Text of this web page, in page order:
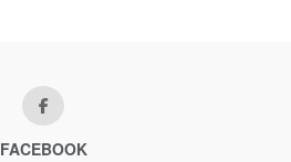
FACEBOOK